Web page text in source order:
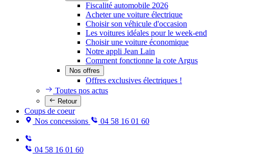
Fiscalité automobile 2026
Acheter une voiture électrique
Choisir son véhicule d'occasion
Les voitures idéales pour le week-end
Choisir une voiture économique
Notre appli Jean Lain
Comment fonctionne la cote Argus
Nos offres
Offres exclusives électriques !
Toutes nos actus
Retour
Coups de coeur
Nos concessions
04 58 16 01 60
04 58 16 01 60